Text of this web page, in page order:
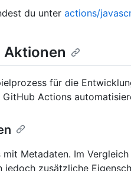
du unter actions/
Aktionen
für die
Actions
Metadaten. Im
zusätzliche